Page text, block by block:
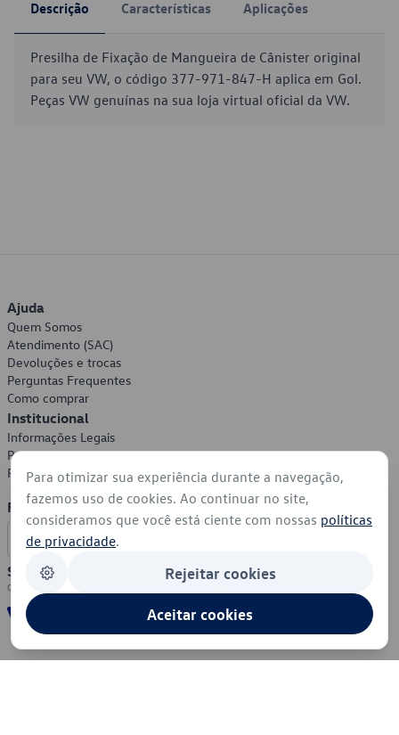
Descrição Características Aplicações
Presilha de Fixação de Mangueira de Cânister original
para seu VW, o código 377-971-847-H aplica em Gol.
Peças VW genuínas na sua loja virtual oficial da VW.
Ajuda
Quem Somos
Atendimento (SAC)
Devoluções e trocas
Perguntas Frequentes
Como comprar
Institucional
Informações Legais
Política de Privacidade
Política de Cookies
Formas de Pagamento
Segurança
Para otimizar sua experiência durante a navegação,
fazemos uso de cookies. Ao continuar no site,
consideramos que você está ciente com nossas políticas
de privacidade.
Rejeitar cookies
Aceitar cookies